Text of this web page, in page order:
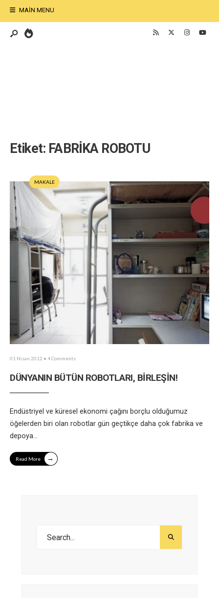
MAIN MENU
Etiket: FABRİKA ROBOTU
MAKALE
01 Nisan 2012 • 4 Comments
DÜNYANIN BÜTÜN ROBOTLARI, BİRLEŞİN!
Endüstriyel ve küresel ekonomi çağını borçlu olduğumuz
öğelerden biri olan robotlar gün geçtikçe daha çok fabrika ve
depoya...
Read More →